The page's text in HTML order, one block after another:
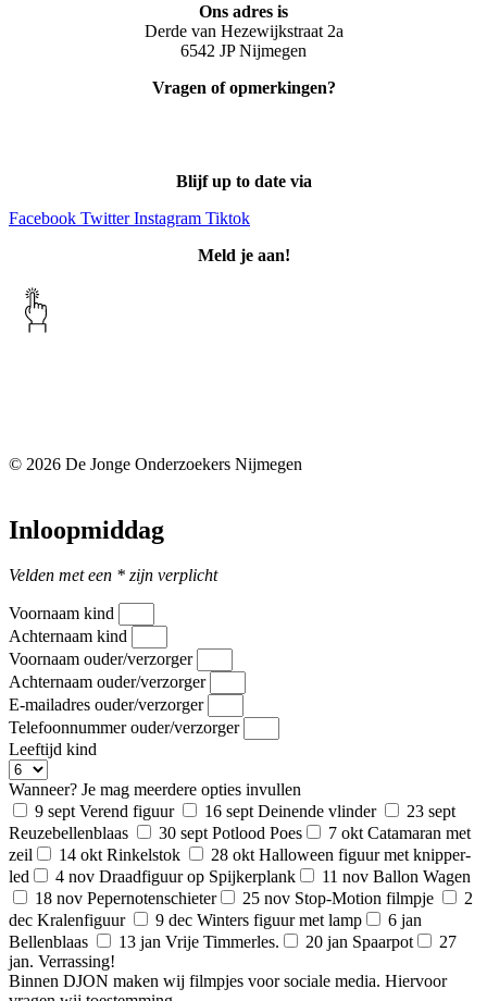
Ons adres is
Derde van Hezewijkstraat 2a
6542 JP Nijmegen
Vragen of opmerkingen?
Blijf up to date via
Facebook Twitter Instagram Tiktok
Meld je aan!
© 2026 De Jonge Onderzoekers Nijmegen
Inloopmiddag
Velden met een * zijn verplicht
Voornaam kind
Achternaam kind
Voornaam ouder/verzorger
Achternaam ouder/verzorger
E-mailadres ouder/verzorger
Telefoonnummer ouder/verzorger
Leeftijd kind
Wanneer? Je mag meerdere opties invullen
9 sept Verend figuur
16 sept Deinende vlinder
23 sept
Reuzebellenblaas
30 sept Potlood Poes
7 okt Catamaran met
zeil
14 okt Rinkelstok
28 okt Halloween figuur met knipper-
led
4 nov Draadfiguur op Spijkerplank
11 nov Ballon Wagen
18 nov Pepernotenschieter
25 nov Stop-Motion filmpje
2
dec Kralenfiguur
9 dec Winters figuur met lamp
6 jan
Bellenblaas
13 jan Vrije Timmerles. 20 jan Spaarpot
27
jan. Verrassing!
Binnen DJON maken wij filmpjes voor sociale media. Hiervoor